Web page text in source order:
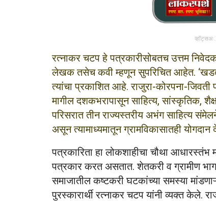
रत्नाकर चटप हे पत्रकारीसोबतच उत्तम
लेखक तसेच कवी म्हणून सुपरिचित आहेत.
त्यांचा प्रकाशित आहे. राजुरा-कोरपना-जिवती
मागील दशकभरापासून साहित्य, सांस्कृतिक,
परिसरात तीन राज्यस्तरीय अभंग साहित्य
असून त्यामाध्यमातून ग्रामविकासातही
पत्रकारिता हा लोकशाहीचा चौथा आधारस्तंभ
पत्रकार करत असतात. शेतकरी व ग्रामीण
समाजातील कष्टकरी घटकांच्या समस्या
पुरस्कारार्थी रत्नाकर चटप यांनी व्यक्त केले.